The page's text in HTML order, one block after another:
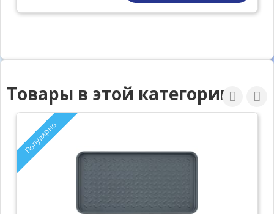
Товары в этой категории
Популярно